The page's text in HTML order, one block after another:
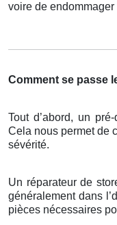
voire de
Comment se passe
Tout d’abord, un
Cela nous permet de
sévérité.
Un réparateur de
généralement dans
pièces nécessaires